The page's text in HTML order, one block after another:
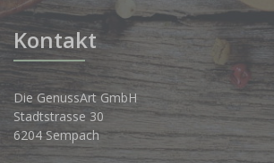
Kontakt
Die GenussArt GmbH
Stadtstrasse 30
6204 Sempach